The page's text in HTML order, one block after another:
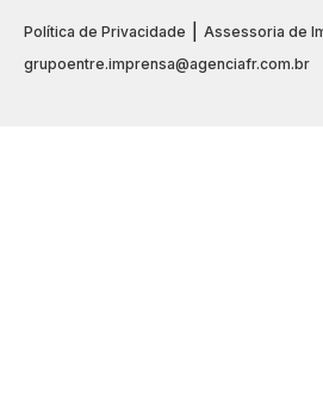
Política de Privacidade
Assessoria de
grupoentre.imprensa@agenciafr.com.br